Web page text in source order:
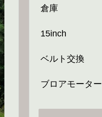
倉庫
15inch
ベルト交換
ブロアモーター